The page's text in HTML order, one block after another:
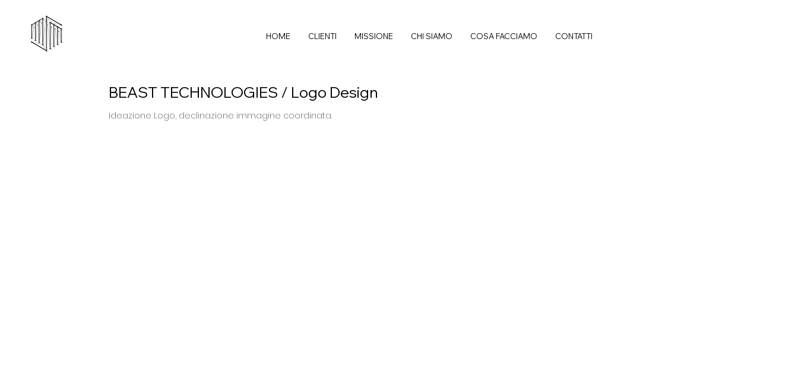
HOME CLIENTI MISSIONE CHI SIAMO COSA FACCIAMO CONTATTI
BEAST TECHNOLOGIES / Logo Design
Ideazione Logo, declinazione immagine coordinata.